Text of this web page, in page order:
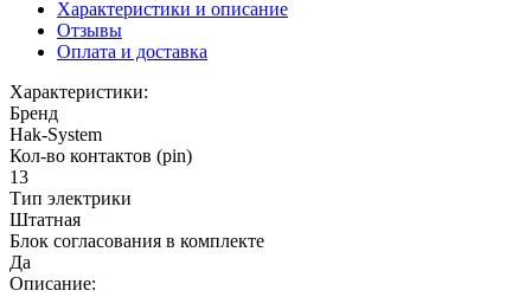
Характеристики и описание
Отзывы
Оплата и доставка
Характеристики:
Бренд
Hak-System
Кол-во контактов (pin)
13
Тип электрики
Штатная
Блок согласования в комплекте
Да
Описание: